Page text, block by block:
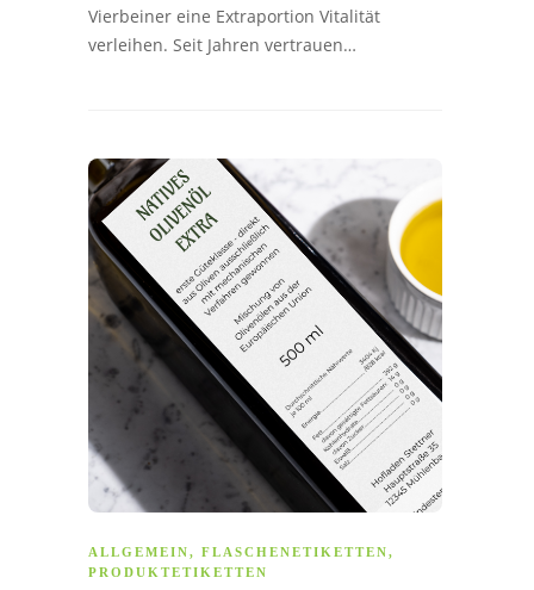
Vierbeiner eine Extraportion Vitalität
verleihen. Seit Jahren vertrauen…
ALLGEMEIN, FLASCHENETIKETTEN,
PRODUKTETIKETTEN